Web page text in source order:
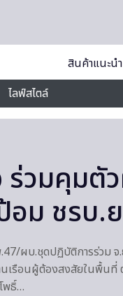
สินค้าแนะนำ
ไลฟ์สไตล์
ร่วมคุม
ม ชรบ.ย
ผบ.ชุดปฏิบัติการร่วม จ.
รือนผู้ต้องสงสัยในพื้นที่ ต.
พธิ์…